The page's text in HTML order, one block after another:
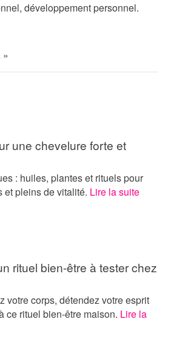
développement personnel.
»
une chevelure forte et
: huiles, plantes et rituels pour
et pleins de vitalité. Lire la suite
rituel bien-être à tester chez
votre corps, détendez votre esprit
ce rituel bien-être maison. Lire la